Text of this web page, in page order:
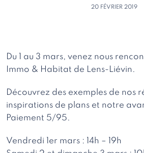
20 FÉVRIER 2019
Du 1 au 3 mars, venez nous
Immo & Habitat de Lens-Liévin.
Découvrez des exemples de nos
inspirations de plans et notre
Paiement 5/95.
Vendredi 1er mars : 14h – 19h